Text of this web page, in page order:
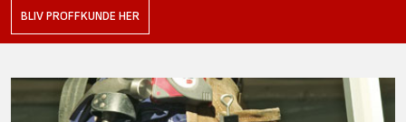
BLIV PROFFKUNDE HER